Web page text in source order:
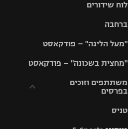
לוח שידורים
ברחבה
"מעל הליגה" – פודקאסט
"מחצית בשכונה" – פודקאסט
משתתפים וזוכים
בפרסים
וזוכים בפרסים
טניס